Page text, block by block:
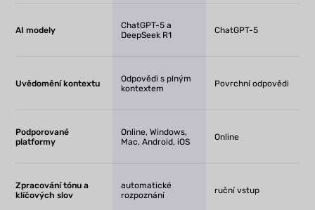
AI modely
ChatGPT-5 a
DeepSeek R1
ChatGPT-5
Uvědomění kontextu
Odpovědi s plným
kontextem
Povrchní odpovědi
Podporované
platformy
Online, Windows,
Mac, Android, iOS
Online
Zpracování tónu a
klíčových slov
automatické
rozpoznání
ruční vstup